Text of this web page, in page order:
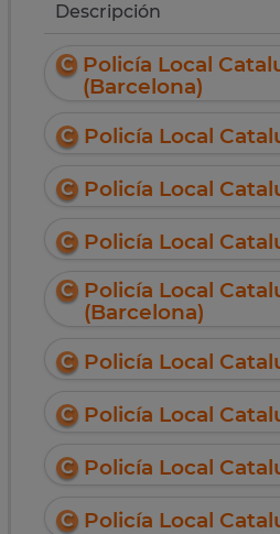
Descripción
Policía Local
(Barcelona)
Policía Local
Policía Local
Policía Local
Policía Local
(Barcelona)
Policía Local
Policía Local
Policía Local
Policía Local